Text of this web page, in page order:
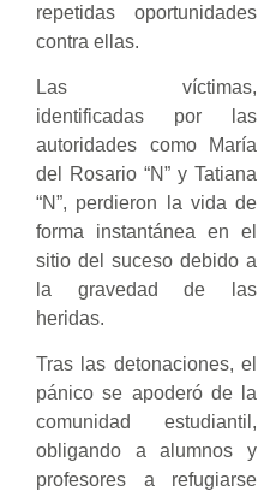
repetidas oportunidades
contra ellas.
Las víctimas,
identificadas por las
autoridades como María
del Rosario “N” y Tatiana
“N”, perdieron la vida de
forma instantánea en el
sitio del suceso debido a
la gravedad de las
heridas.
Tras las detonaciones, el
pánico se apoderó de la
comunidad estudiantil,
obligando a alumnos y
profesores a refugiarse